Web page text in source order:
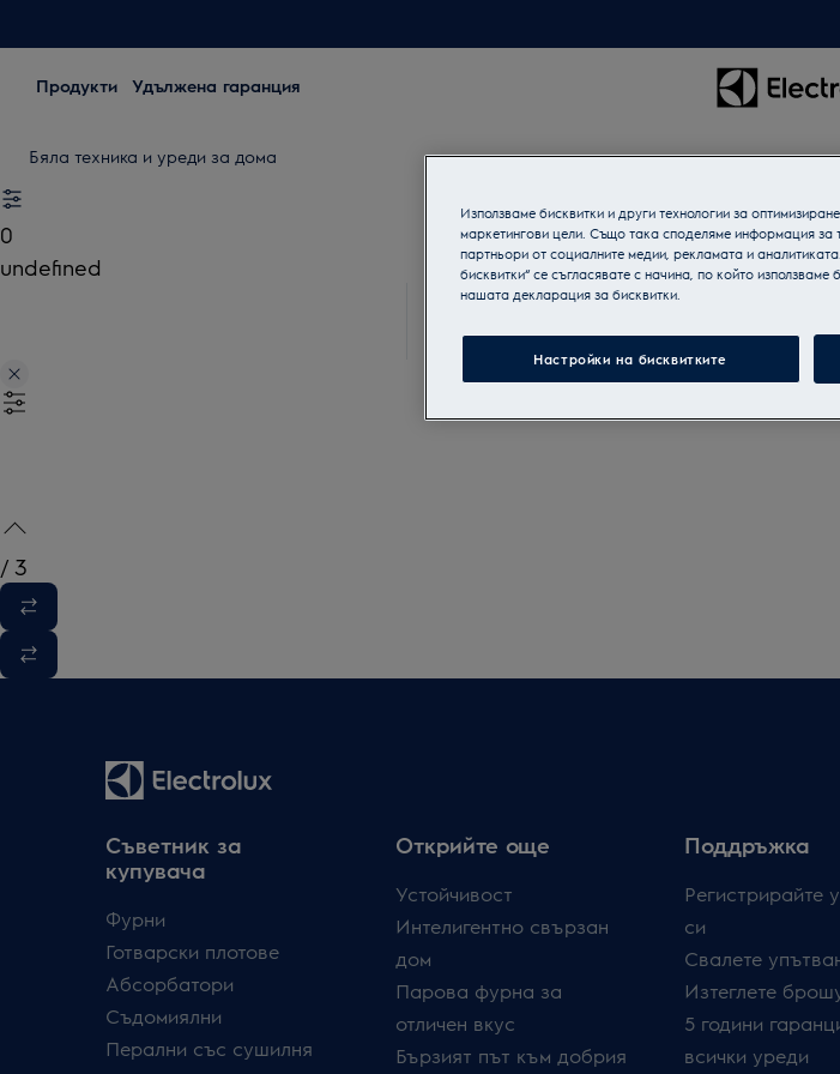
Продукти Удължена гаранция
Бяла техника и уреди за дома
0
undefined
/ 3
Съветник за
купувача
Фурни
Готварски плотове
Абсорбатори
Съдомиялни
Перални със сушилня
Открийте още
Устойчивост
Интелигентно свързан
дом
Парова фурна за
отличен вкус
Бързият път към добрия
Поддръжка
Регистрирайте
си
Свалете
Изтеглете
5 години
всички уреди
Използваме бисквитки и други технологии за
маркетингови цели. Също така споделяме информация за
партньори от социалните медии, рекламата и
бисквитки“ се съгласявате с начина, по който
нашата декларация за бисквитки.
Настройки на бисквитките